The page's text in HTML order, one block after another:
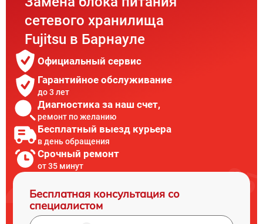
сетевого хранилища
Fujitsu в Барнауле
Официальный сервис
Гарантийное обслуживание
до 3 лет
Диагностика за наш счет,
ремонт по желанию
Бесплатный выезд курьера
в день обращения
Срочный ремонт
от 35 минут
Бесплатная консультация со
специалистом